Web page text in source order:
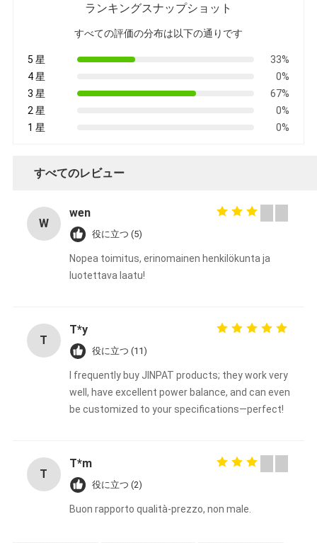
ランキングスナップショット
すべての評価の分布は以下の通りです
5 星
33%
4 星
0%
3 星
67%
2 星
0%
1 星
0%
すべてのレビュー
W
wen
役に立つ (5)
Nopea toimitus, erinomainen henkilökunta ja
luotettava laatu!
T
T*y
役に立つ (11)
I frequently buy JINPAT products; they work very
well, have excellent power balance, and can even
be customized to your specifications—perfect!
T
T*m
役に立つ (2)
Buon rapporto qualità-prezzo, non male.